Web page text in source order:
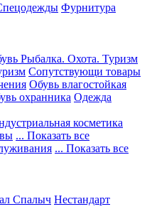
Фурнитура
Рыбалка. Охота. Туризм
Сопутствующи товары
Обувь влагостойкая
охранника Одежда
косметика
... Показать все
... Показать все
Спалыч Нестандарт